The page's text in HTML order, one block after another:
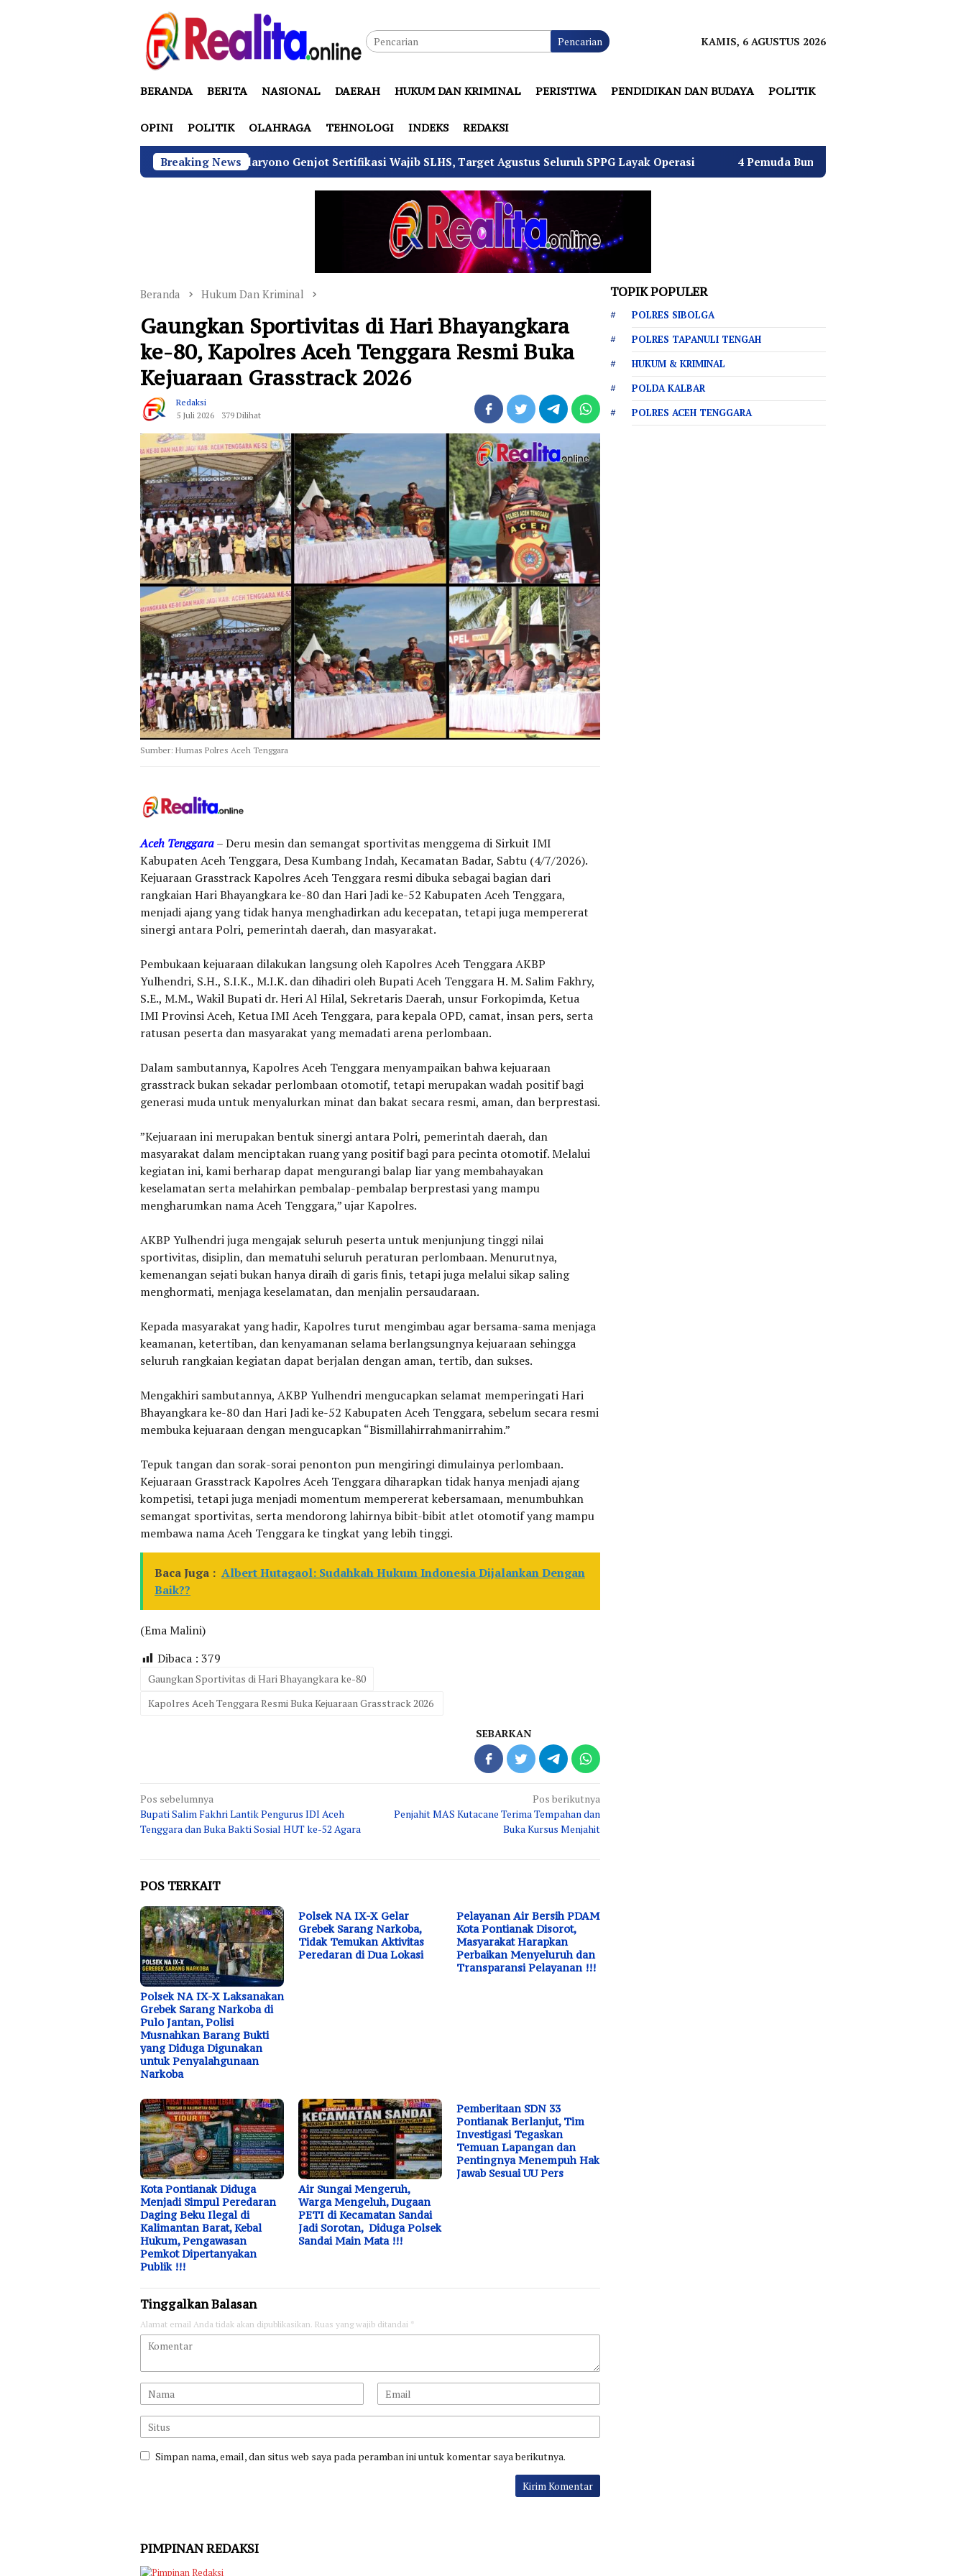
Pencarian KAMIS, 6 AGUSTUS 2026
BERANDA BERITA NASIONAL DAERAH HUKUM DAN KRIMINAL PERISTIWA PENDIDIKAN DAN BUDAYA POLITIK
OPINI POLITIK OLAHRAGA TEHNOLOGI INDEKS REDAKSI
Breaking News
BGN di Bawah Sudaryono Genjot Sertifikasi Wajib SLHS, Target Agustus Seluruh SPPG Layak Operasi 4 Pemuda Bungur Raya Bulatkan Dukungan untuk Hj. Desi
Beranda Hukum Dan Kriminal
Gaungkan Sportivitas di Hari Bhayangkara
ke-80, Kapolres Aceh Tenggara Resmi Buka
Kejuaraan Grasstrack 2026 ‎
Redaksi
5 Juli 2026
379 Dilihat
Sumber: Humas Polres Aceh Tenggara
Aceh Tenggara– Deru mesin dan semangat sportivitas menggema di Sirkuit IMI
Kabupaten Aceh Tenggara, Desa Kumbang Indah, Kecamatan Badar, Sabtu (4/7/2026).
Kejuaraan Grasstrack Kapolres Aceh Tenggara resmi dibuka sebagai bagian dari
rangkaian Hari Bhayangkara ke-80 dan Hari Jadi ke-52 Kabupaten Aceh Tenggara,
menjadi ajang yang tidak hanya menghadirkan adu kecepatan, tetapi juga mempererat
sinergi antara Polri, pemerintah daerah, dan masyarakat.
‎Pembukaan kejuaraan dilakukan langsung oleh Kapolres Aceh Tenggara AKBP
Yulhendri, S.H., S.I.K., M.I.K. dan dihadiri oleh Bupati Aceh Tenggara H. M. Salim Fakhry,
S.E., M.M., Wakil Bupati dr. Heri Al Hilal, Sekretaris Daerah, unsur Forkopimda, Ketua
IMI Provinsi Aceh, Ketua IMI Aceh Tenggara, para kepala OPD, camat, insan pers, serta
ratusan peserta dan masyarakat yang memadati arena perlombaan.
‎Dalam sambutannya, Kapolres Aceh Tenggara menyampaikan bahwa kejuaraan
grasstrack bukan sekadar perlombaan otomotif, tetapi merupakan wadah positif bagi
generasi muda untuk menyalurkan minat dan bakat secara resmi, aman, dan berprestasi.
‎”Kejuaraan ini merupakan bentuk sinergi antara Polri, pemerintah daerah, dan
masyarakat dalam menciptakan ruang yang positif bagi para pecinta otomotif. Melalui
kegiatan ini, kami berharap dapat mengurangi balap liar yang membahayakan
keselamatan serta melahirkan pembalap-pembalap berprestasi yang mampu
mengharumkan nama Aceh Tenggara,” ujar Kapolres.
‎AKBP Yulhendri juga mengajak seluruh peserta untuk menjunjung tinggi nilai
sportivitas, disiplin, dan mematuhi seluruh peraturan perlombaan. Menurutnya,
kemenangan sejati bukan hanya diraih di garis finis, tetapi juga melalui sikap saling
menghormati, menjaga keselamatan, dan menjalin persaudaraan.
‎Kepada masyarakat yang hadir, Kapolres turut mengimbau agar bersama-sama menjaga
keamanan, ketertiban, dan kenyamanan selama berlangsungnya kejuaraan sehingga
seluruh rangkaian kegiatan dapat berjalan dengan aman, tertib, dan sukses.
‎Mengakhiri sambutannya, AKBP Yulhendri mengucapkan selamat memperingati Hari
Bhayangkara ke-80 dan Hari Jadi ke-52 Kabupaten Aceh Tenggara, sebelum secara resmi
membuka kejuaraan dengan mengucapkan “Bismillahirrahmanirrahim.”
‎Tepuk tangan dan sorak-sorai penonton pun mengiringi dimulainya perlombaan.
Kejuaraan Grasstrack Kapolres Aceh Tenggara diharapkan tidak hanya menjadi ajang
kompetisi, tetapi juga menjadi momentum mempererat kebersamaan, menumbuhkan
semangat sportivitas, serta mendorong lahirnya bibit-bibit atlet otomotif yang mampu
membawa nama Aceh Tenggara ke tingkat yang lebih tinggi.
Baca Juga : Albert Hutagaol: Sudahkah Hukum Indonesia Dijalankan Dengan
Baik??
(Ema Malini)
Dibaca : 379
Gaungkan Sportivitas di Hari Bhayangkara ke-80
Kapolres Aceh Tenggara Resmi Buka Kejuaraan Grasstrack 2026 ‎
SEBARKAN
Navigasi
pos
Pos sebelumnya
Bupati Salim Fakhri Lantik Pengurus IDI Aceh
Tenggara dan Buka Bakti Sosial HUT ke-52 Agara
Pos berikutnya
Penjahit MAS Kutacane Terima Tempahan dan
Buka Kursus Menjahit
POS TERKAIT
Polsek NA IX-X Laksanakan
Grebek Sarang Narkoba di
Pulo Jantan, Polisi
Musnahkan Barang Bukti
yang Diduga Digunakan
untuk Penyalahgunaan
Narkoba
Polsek NA IX-X Gelar
Grebek Sarang Narkoba,
Tidak Temukan Aktivitas
Peredaran di Dua Lokasi
Pelayanan Air Bersih PDAM
Kota Pontianak Disorot,
Masyarakat Harapkan
Perbaikan Menyeluruh dan
Transparansi Pelayanan !!!
Kota Pontianak Diduga
Menjadi Simpul Peredaran
Daging Beku Ilegal di
Kalimantan Barat, Kebal
Hukum, Pengawasan
Pemkot Dipertanyakan
Publik !!!
Air Sungai Mengeruh,
Warga Mengeluh, Dugaan
PETI di Kecamatan Sandai
Jadi Sorotan, Diduga Polsek
Sandai Main Mata !!!
Pemberitaan SDN 33
Pontianak Berlanjut, Tim
Investigasi Tegaskan
Temuan Lapangan dan
Pentingnya Menempuh Hak
Jawab Sesuai UU Pers
Tinggalkan Balasan
Alamat email Anda tidak akan dipublikasikan. Ruas yang wajib ditandai *
Simpan nama, email, dan situs web saya pada peramban ini untuk komentar saya berikutnya.
TOPIK POPULER
POLRES SIBOLGA
POLRES TAPANULI TENGAH
HUKUM & KRIMINAL
POLDA KALBAR
POLRES ACEH TENGGARA
PIMPINAN REDAKSI